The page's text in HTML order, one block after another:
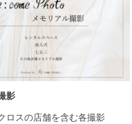
影
ロスの店舗を含む各撮影